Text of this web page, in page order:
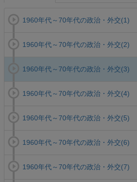
1960年代～70年代の政治・外交(1)
1960年代～70年代の政治・外交(2)
1960年代～70年代の政治・外交(3)
1960年代～70年代の政治・外交(4)
1960年代～70年代の政治・外交(5)
1960年代～70年代の政治・外交(6)
1960年代～70年代の政治・外交(7)